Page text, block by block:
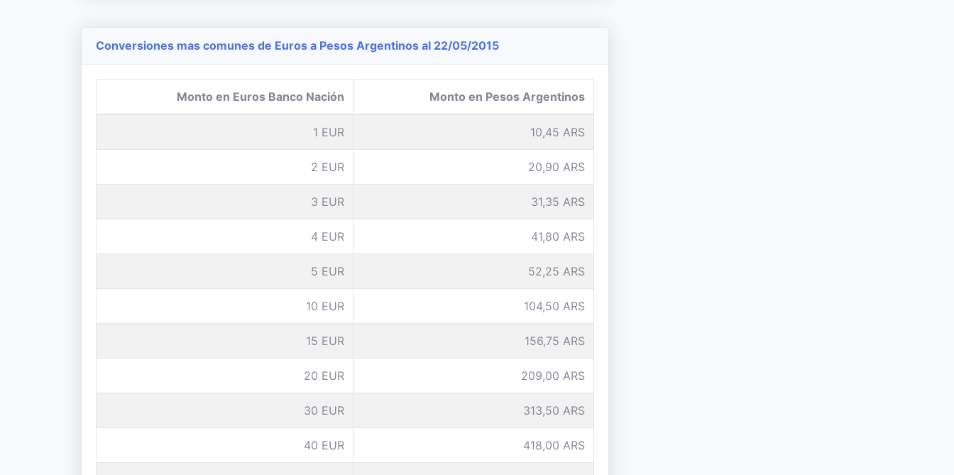
Conversiones mas comunes de Euros a Pesos Argentinos al 22/05/2015
Monto en Euros Banco Nación Monto en Pesos Argentinos
1 EUR 10,45 ARS
2 EUR 20,90 ARS
3 EUR 31,35 ARS
4 EUR 41,80 ARS
5 EUR 52,25 ARS
10 EUR 104,50 ARS
15 EUR 156,75 ARS
20 EUR 209,00 ARS
30 EUR 313,50 ARS
40 EUR 418,00 ARS